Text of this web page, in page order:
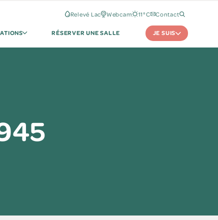
Relevé Lac Webcam 11°C Contact
RÉSERVER UNE SALLE JE SUIS